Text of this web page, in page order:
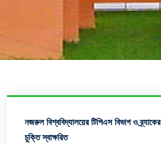
নজরুল বিশ্ববিদ্যালয়ের টিপিএস বিভাগ ও
চুক্তি স্বাক্ষরিত